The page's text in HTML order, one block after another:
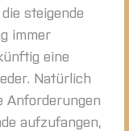
steigende
immer
eine
Natürlich
Anforderungen
aufzufangen,